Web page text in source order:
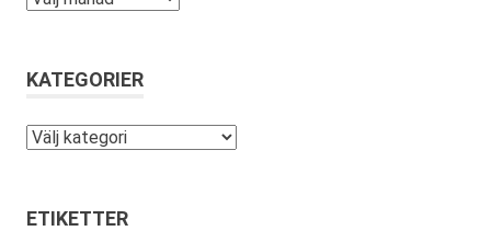
KATEGORIER
Kategorier
ETIKETTER